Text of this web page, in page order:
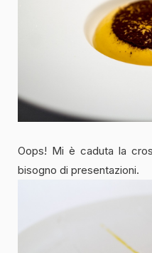
Oops! Mi è caduta la
bisogno di presentazioni.